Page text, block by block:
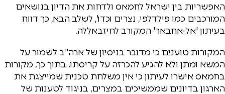
האפשריות בין ישראל לחמאס ולדחות את הדיון בנושאים
המורכבים כמו פילדלפי, נצרים וכדו', לשלב הבא, כך דווח
בעיתון 'אל-אחבאר' המקורב לחיזבאללה.
המקורות טוענים כי מדובר בניסיון של ארה"ב לשמור על
המשא ומתן ולא להגיע להכרזה על קריסתו. בתוך כך, מקורות
בחמאס אישרו לעיתון כי אין משלחת טכנית שמייצגת את
הארגון בדיונים שממשיכים במצרים, בניגוד לטענות של